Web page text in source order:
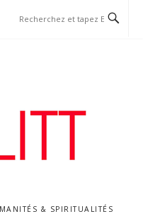
& SPIRITUALITÉS